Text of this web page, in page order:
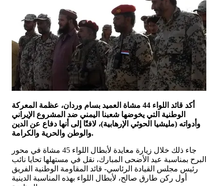
أكد قائد اللواء 44 مشاة العميد بسام وردان، عظمة المعركة
الوطنية التي يخوضها شعبنا اليمني ضد المشروع الإيراني
وأدواته (مليشيا الحوثي الإرهابية)، لافتًا إلى أنها دفاع عن الدين
والوطن والحرية والكرامة.
جاء ذلك خلال زيارة معايدة لأبطال اللواء 45 مشاة في محور
البرح بمناسبة عيد الأضحى المبارك، نقل في مستهلها تحايا نائب
رئيس مجلس القيادة الرئاسي- قائد المقاومة الوطنية الفريق
أول ركن طارق صالح، لأبطال اللواء بهذه المناسبة الدينية